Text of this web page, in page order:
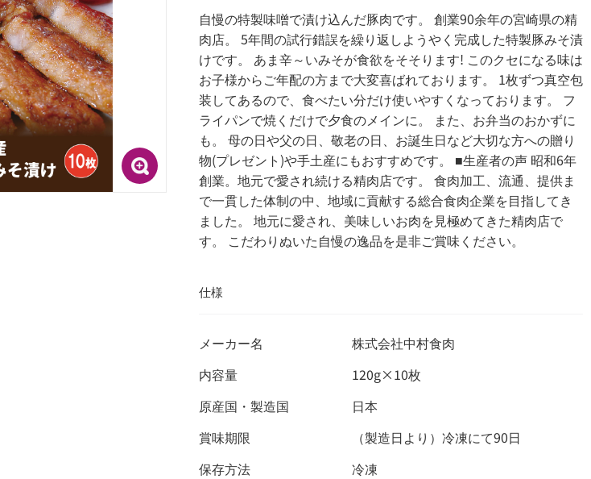
自慢の特製味噌で漬け込んだ豚肉です。 創業90余年の宮崎県の精
肉店。 5年間の試行錯誤を繰り返しようやく完成した特製豚みそ漬
けです。 あま辛～いみそが食欲をそそります! このクセになる味は
お子様からご年配の方まで大変喜ばれております。 1枚ずつ真空包
装してあるので、食べたい分だけ使いやすくなっております。 フ
ライパンで焼くだけで夕食のメインに。 また、お弁当のおかずに
も。 母の日や父の日、敬老の日、お誕生日など大切な方への贈り
物(プレゼント)や手土産にもおすすめです。 ■生産者の声 昭和6年
創業。地元で愛され続ける精肉店です。 食肉加工、流通、提供ま
で一貫した体制の中、地域に貢献する総合食肉企業を目指してき
ました。 地元に愛され、美味しいお肉を見極めてきた精肉店で
す。 こだわりぬいた自慢の逸品を是非ご賞味ください。
仕様
メーカー名
株式会社中村食肉
内容量
120g×10枚
原産国・製造国
日本
賞味期限
（製造日より）冷凍にて90日
保存方法
冷凍